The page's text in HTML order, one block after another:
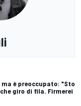
ma è preoccupato: "Sto
giro di fila. Firmerei